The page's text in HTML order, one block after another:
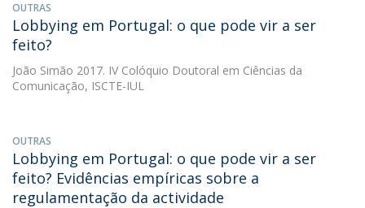
OUTRAS
Lobbying em Portugal: o que pode vir a ser
feito?
João Simão 2017. IV Colóquio Doutoral em Ciências da
Comunicação, ISCTE-IUL
OUTRAS
Lobbying em Portugal: o que pode vir a ser
feito? Evidências empíricas sobre a
regulamentação da actividade